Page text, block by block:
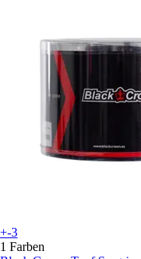
+-3
1 Farben